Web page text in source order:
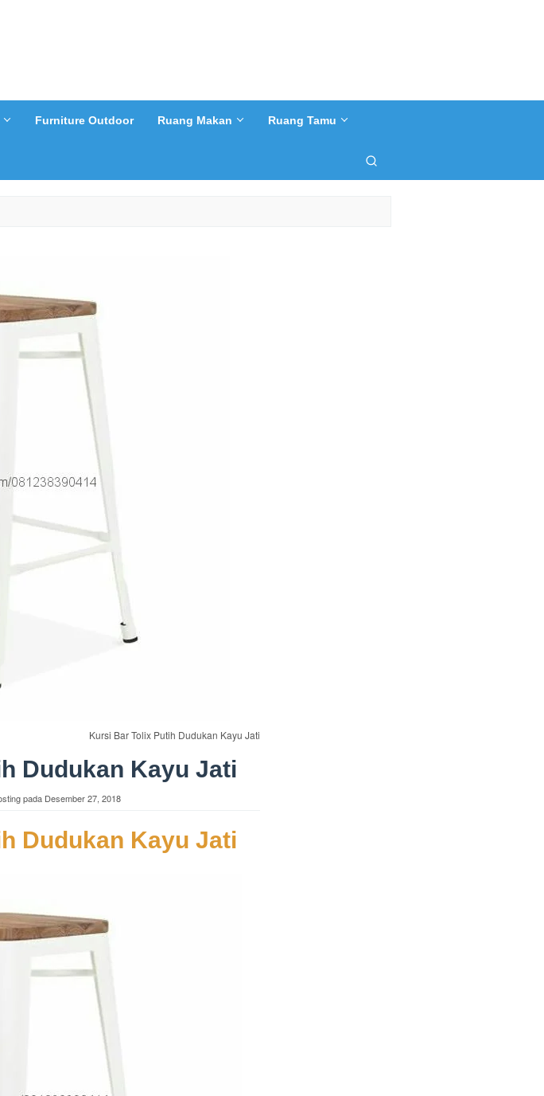
Furniture Outdoor Ruang Makan Ruang Tamu
Kursi Bar Tolix Putih Dudukan Kayu Jati
Dudukan Kayu Jati
pada Desember 27, 2018
Dudukan Kayu Jati